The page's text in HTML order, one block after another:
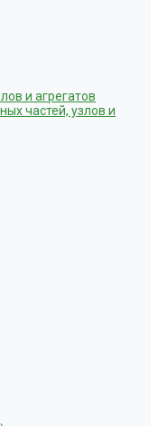
и агрегатов
частей, узлов и